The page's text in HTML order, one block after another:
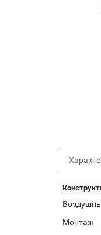
Монтаж